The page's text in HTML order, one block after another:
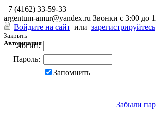
+7 (4162) 33-59-33
argentum-amur@yandex.ru Звонки с 3:00 до
Войдите на сайт или зарегистрируйтесь
Закрыть
Авторизация
Логин:
Пароль:
Запомнить
Забыли